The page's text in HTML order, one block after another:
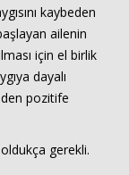
kaybeden
ailenin
için el birlik
dayalı
pozitife
gerekli.